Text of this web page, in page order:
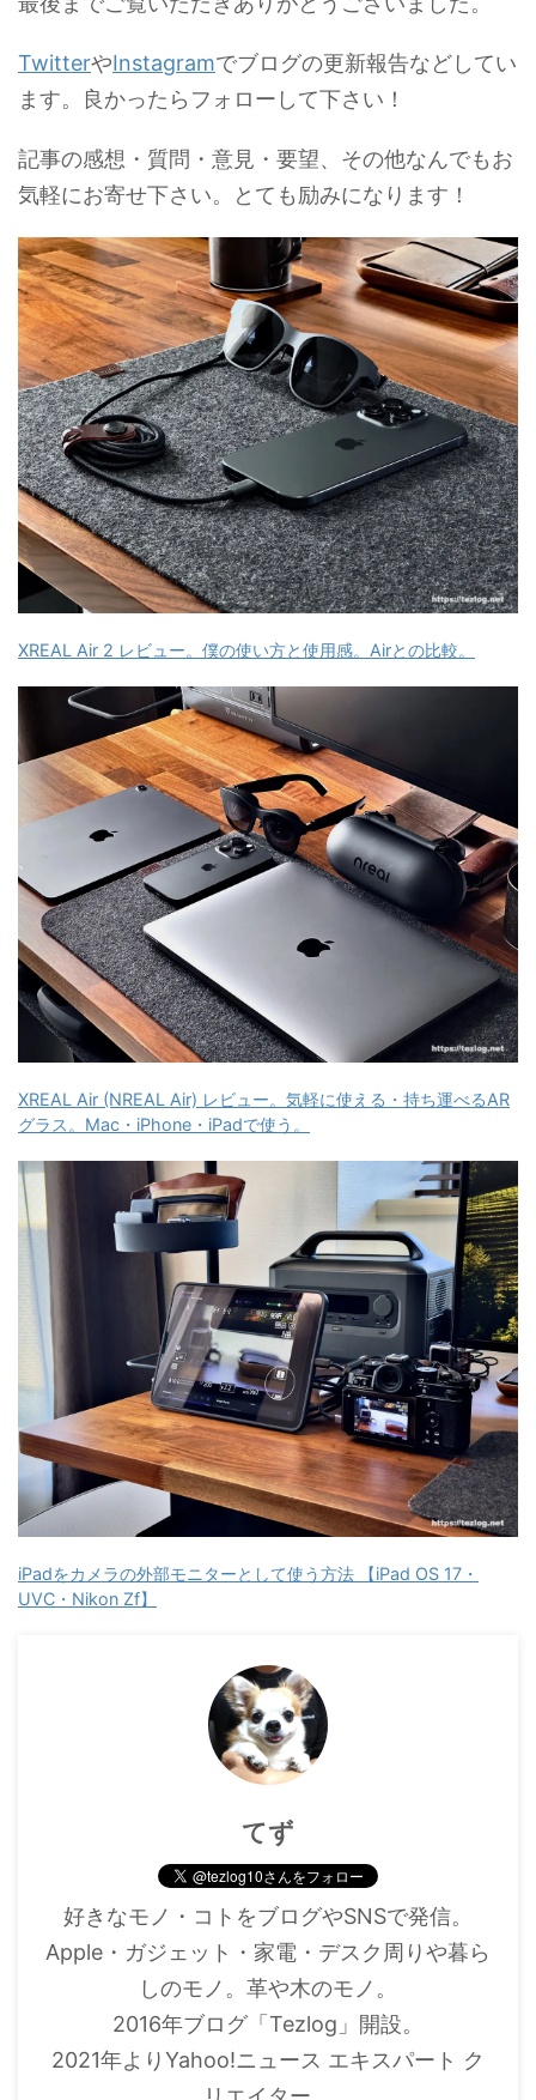
TwitterやInstagramでブログの更新報告などしてい
ます。良かったらフォローして下さい！
記事の感想・質問・意見・要望、その他なんでもお
気軽にお寄せ下さい。とても励みになります！
XREAL Air 2 レビュー。僕の使い方と使用感。Airとの比較。
XREAL Air (NREAL Air) レビュー。気軽に使える・持ち運べるAR
グラス。Mac・iPhone・iPadで使う。
iPadをカメラの外部モニターとして使う方法 【iPad OS 17・
UVC・Nikon Zf】
てず
好きなモノ・コトをブログやSNSで発信。
Apple・ガジェット・家電・デスク周りや暮ら
しのモノ。革や木のモノ。
2016年ブログ「Tezlog」開設。
2021年よりYahoo!ニュース エキスパート ク